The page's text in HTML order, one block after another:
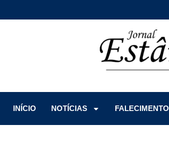
INÍCIO
NOTÍCIAS FALECIMENTO